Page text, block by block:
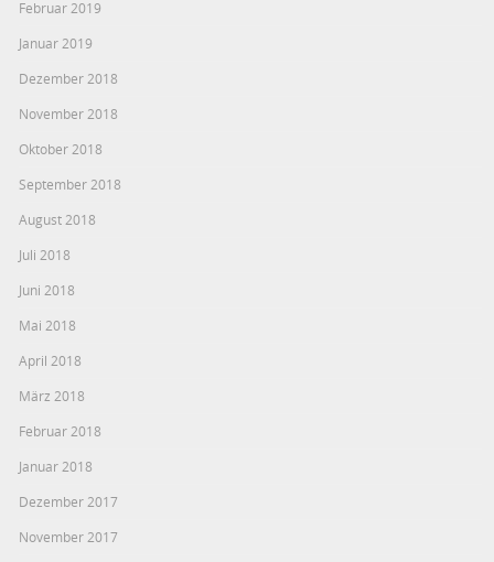
Februar 2019
Januar 2019
Dezember 2018
November 2018
Oktober 2018
September 2018
August 2018
Juli 2018
Juni 2018
Mai 2018
April 2018
März 2018
Februar 2018
Januar 2018
Dezember 2017
November 2017